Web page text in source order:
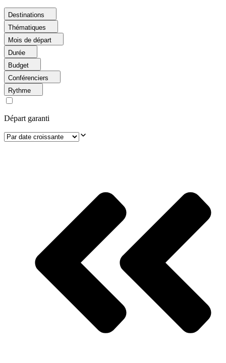
Destinations
Thématiques
Mois de départ
Durée
Budget
Conférenciers
Rythme
Départ garanti